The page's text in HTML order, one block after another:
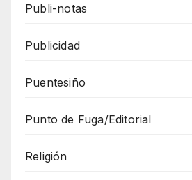
Publi-notas
Publicidad
Puentesiño
Punto de Fuga/Editorial
Religión